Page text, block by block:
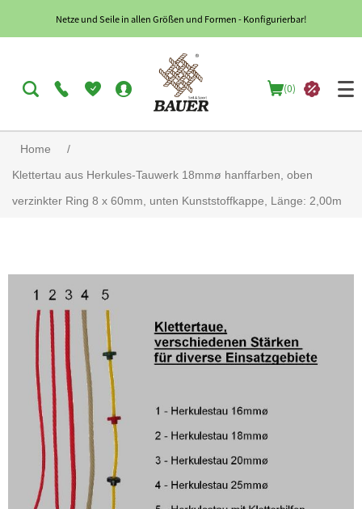
Netze und Seile in allen Größen und Formen - Konfigurierbar!
(0)
Home
/
Klettertau aus Herkules-Tauwerk 18mmø hanffarben, oben
verzinkter Ring 8 x 60mm, unten Kunststoffkappe, Länge: 2,00m